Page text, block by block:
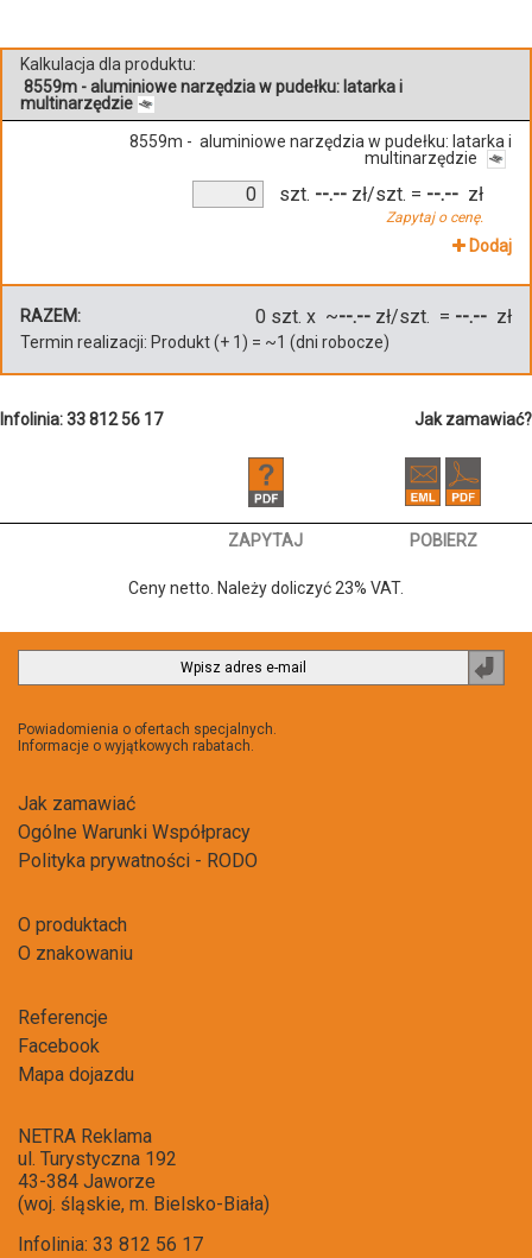
Kalkulacja dla produktu:
8559m - aluminiowe narzędzia w pudełku: latarka i
multinarzędzie
8559m - aluminiowe narzędzia w pudełku: latarka i
multinarzędzie
szt. --.-- zł/szt.
Zapytaj o cenę.
= --.-- zł
Dodaj
RAZEM: 0 szt. x ~--.-- zł/szt. = --.-- zł
Termin realizacji: Produkt(+ 1 ) = ~1 (dni robocze)
Infolinia: 33 812 56 17 Jak zamawiać?
ZAPYTAJ POBIERZ
Ceny netto. Należy doliczyć 23% VAT.
Powiadomienia o ofertach specjalnych.
Informacje o wyjątkowych rabatach.
Jak zamawiać
Ogólne Warunki Współpracy
Polityka prywatności - RODO
O produktach
O znakowaniu
Referencje
Facebook
Mapa dojazdu
NETRA Reklama
ul. Turystyczna 192
43-384 Jaworze
(woj. śląskie, m. Bielsko-Biała)
Infolinia: 33 812 56 17